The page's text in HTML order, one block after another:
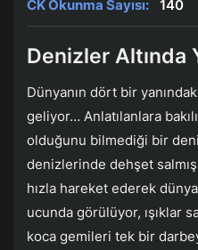
CK Okunma Sayısı:
140
Denizler Altında
Dünyanın dört bir
geliyor… Anlatılanlara
olduğunu bilmediği bir
denizlerinde dehşet
hızla hareket ederek
ucunda görülüyor, ışıklar
koca gemileri tek bir